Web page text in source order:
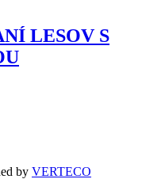
LESOV S
by VERTECO